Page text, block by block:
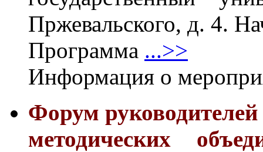
Пржевальского, д. 4.
Программа ...>>
Информация о
Форум
методических